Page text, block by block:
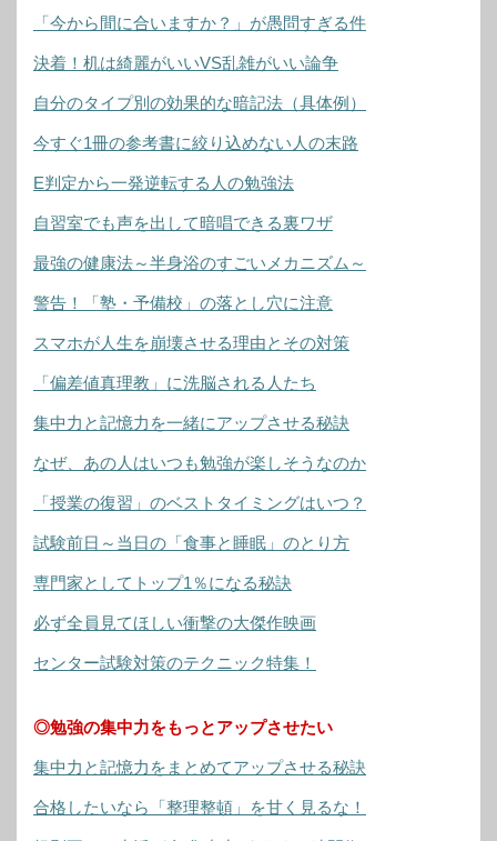
「今から間に合いますか？」が愚問すぎる件
決着！机は綺麗がいいVS乱雑がいい論争
自分のタイプ別の効果的な暗記法（具体例）
今すぐ1冊の参考書に絞り込めない人の末路
E判定から一発逆転する人の勉強法
自習室でも声を出して暗唱できる裏ワザ
最強の健康法～半身浴のすごいメカニズム～
警告！「塾・予備校」の落とし穴に注意
スマホが人生を崩壊させる理由とその対策
「偏差値真理教」に洗脳される人たち
集中力と記憶力を一緒にアップさせる秘訣
なぜ、あの人はいつも勉強が楽しそうなのか
「授業の復習」のベストタイミングはいつ？
試験前日～当日の「食事と睡眠」のとり方
専門家としてトップ1％になる秘訣
必ず全員見てほしい衝撃の大傑作映画
センター試験対策のテクニック特集！
◎勉強の集中力をもっとアップさせたい
集中力と記憶力をまとめてアップさせる秘訣
合格したいなら「整理整頓」を甘く見るな！